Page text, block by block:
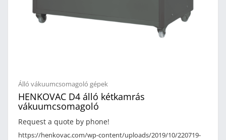
Álló vákuumcsomagoló gépek
HENKOVAC D4 álló kétkamrás
vákuumcsomagoló
Request a quote by phone!
https://henkovac.com/wp-content/uploads/2019/10/220719-